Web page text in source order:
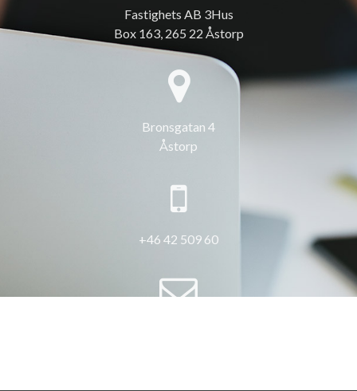
Fastighets AB 3Hus
Box 163, 265 22 Åstorp
Bronsgatan 4
Åstorp
+46 42 509 60